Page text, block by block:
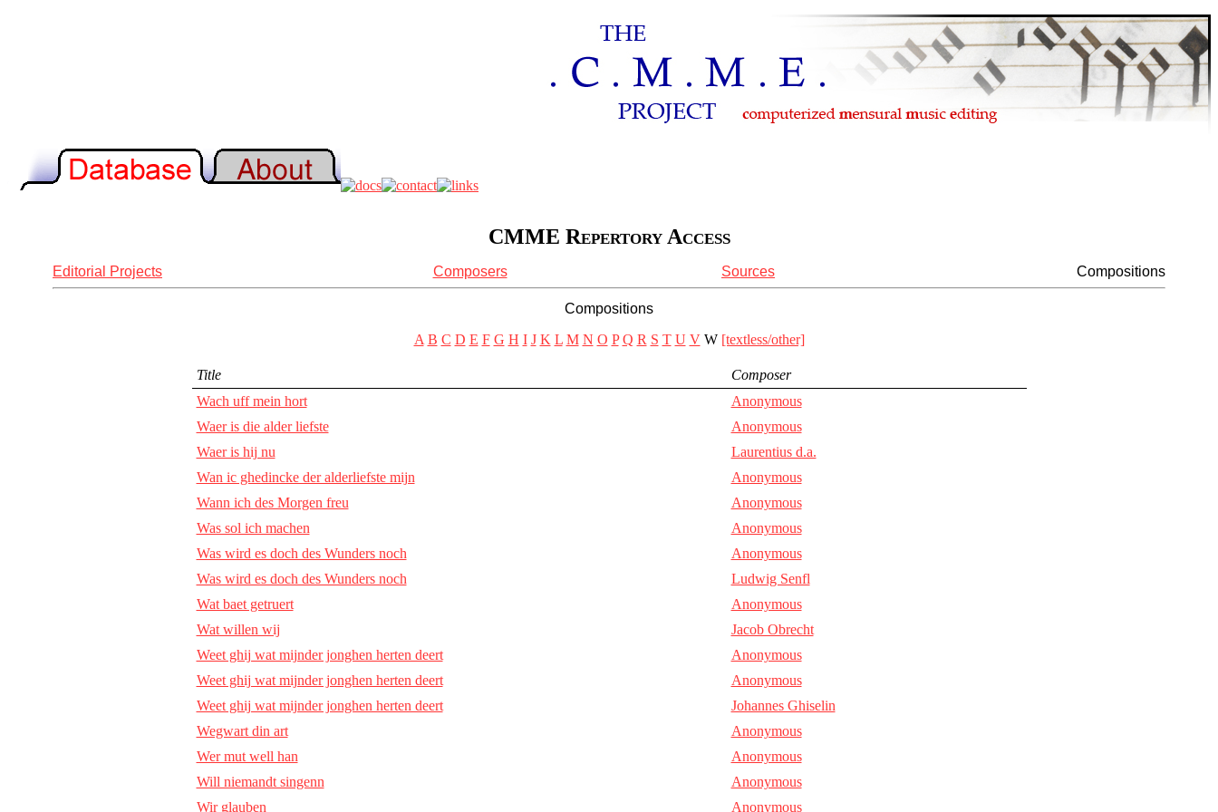
CMME Repertory Access
Editorial Projects Composers Sources Compositions
Compositions
A B C D E F G H I J K L M N O P Q R S T U VW [textless/other]
Title
Composer
Wach uff mein hort
Anonymous
Waer is die alder liefste
Anonymous
Waer is hij nu
Laurentius d.a.
Wan ic ghedincke der alderliefste mijn
Anonymous
Wann ich des Morgen freu
Anonymous
Was sol ich machen
Anonymous
Was wird es doch des Wunders noch
Anonymous
Was wird es doch des Wunders noch
Ludwig Senfl
Wat baet getruert
Anonymous
Wat willen wij
Jacob Obrecht
Weet ghij wat mijnder jonghen herten deert
Anonymous
Weet ghij wat mijnder jonghen herten deert
Anonymous
Weet ghij wat mijnder jonghen herten deert
Johannes Ghiselin
Wegwart din art
Anonymous
Wer mut well han
Anonymous
Will niemandt singenn
Anonymous
Wir glauben
Anonymous